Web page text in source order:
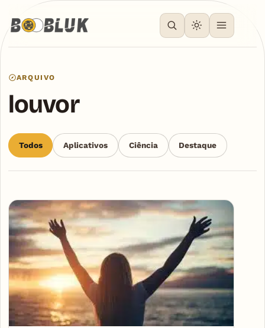
ARQUIVO
louvor
Todos Aplicativos Ciência Destaque
Articles